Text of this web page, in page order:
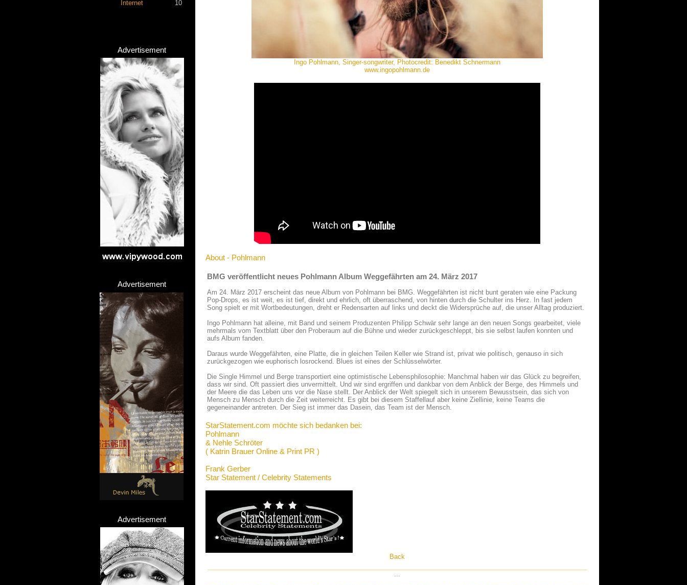
Internet 10
Advertisement
Advertisement
Advertisement
Ingo Pohlmann, Singer-songwriter, Photocredit: Benedikt Schnermann
www.ingopohlmann.de
About - Pohlmann
BMG veröffentlicht neues Pohlmann Album Weggefährten am 24. März 2017
Am 24. März 2017 erscheint das neue Album von Pohlmann bei BMG. Weggefährten ist nicht bunt geraten wie eine Packung
Pop-Drops, es ist weit, es ist tief, direkt und ehrlich, oft überraschend, von hinten durch die Schulter ins Herz. In fast jedem
Song spielt er mit Wortbedeutungen, dreht er Redensarten auf links und deckt die Widersprüche auf, die unser Alltag produziert.
Ingo Pohlmann hat alleine, mit Band und seinem Produzenten Philipp Schwär sehr lange an den neuen Songs gearbeitet, viele
mehrmals vom Textblatt über den Proberaum auf die Bühne und wieder zurückgeschleppt, bis sie selbst laufen konnten und
aufs Album fanden.
Daraus wurde Weggefährten, eine Platte, die in gleichen Teilen Keller wie Strand ist, privat wie politisch, genauso in sich
zurückgezogen wie euphorisch losrockend. Blues ist eines der Schlüsselwörter.
Die Single Himmel und Berge transportiert eine optimistische Lebensphilosophie: Manchmal haben wir das Glück zu begreifen,
dass wir sind. Oft passiert dies unvermittelt. Und wir sind ergriffen und dankbar von dem Anblick der Berge, des Himmels und
der Meere die das Leben uns vor die Nase stellt. Der Anblick der Welt spiegelt sich in unserem Bewusstsein, das sich von
Mensch zu Mensch durch die Zeit weiterreicht. Es gibt bei diesem Staffellauf aber keine Ziellinie, keine Teams die
gegeneinander antreten. Der Sieg ist immer das Dasein, das Team ist der Mensch.
StarStatement.com möchte sich bedanken bei:
Pohlmann
& Nehle Schröter
( Katrin Brauer Online & Print PR )
Frank Gerber
Star Statement / Celebrity Statements
Back
...